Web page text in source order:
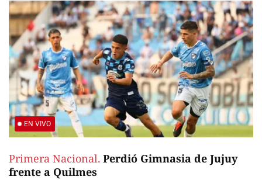
EN VIVO
Primera Nacional. Perdió Gimnasia de Jujuy
frente a Quilmes